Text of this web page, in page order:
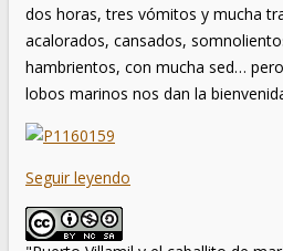
dos horas, tres vómitos y mucha
acalorados, cansados,
hambrientos, con mucha sed…
lobos marinos nos dan la
Seguir leyendo